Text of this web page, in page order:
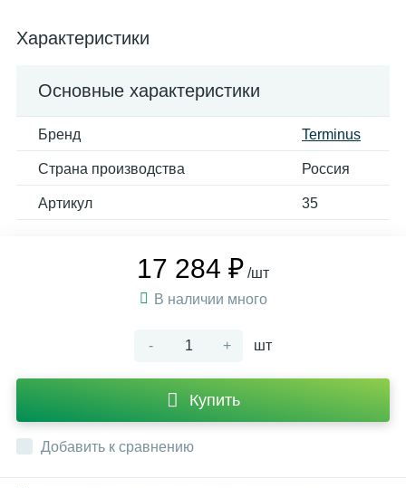
Характеристики
Основные характеристики
Бренд Terminus
Страна производства Россия
Артикул 35
17 284 ₽ /шт
В наличии много
- + шт
Купить
Добавить к сравнению